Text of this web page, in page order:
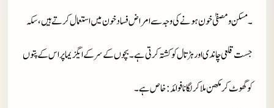
۔ مسکن و مصفیٰ خون ہونے کی وجہ سے امراض فساد خون میں استعمال کرتے ہیں، سکہ
جست قلعی چاندی اور ہڑتال کو کشتہ کرتی ہے ۔ بچوں کے سرکے ایگزیما پر اس کے پتوں
کو گھوٹ کر مکھن ملا کر لگانا فوائد : خاص ہے۔